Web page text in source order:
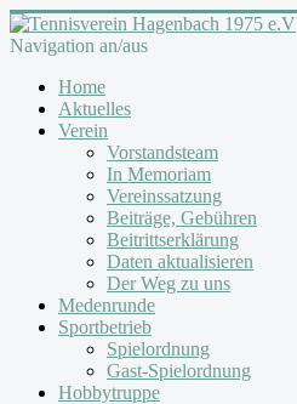
Navigation an/aus
Home
Aktuelles
Verein
Vorstandsteam
In Memoriam
Vereinssatzung
Beiträge, Gebühren
Beitrittserklärung
Daten aktualisieren
Der Weg zu uns
Medenrunde
Sportbetrieb
Spielordnung
Gast-Spielordnung
Hobbytruppe